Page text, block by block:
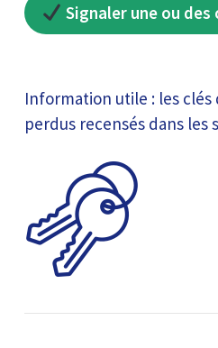
Signaler une ou
Information utile : les
perdus recensés dans les